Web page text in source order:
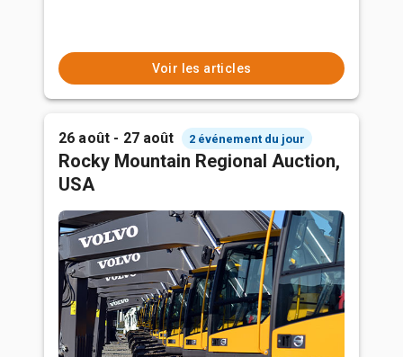
Voir les articles
26 août - 27 août 2 événement du jour
Rocky Mountain Regional Auction,
USA